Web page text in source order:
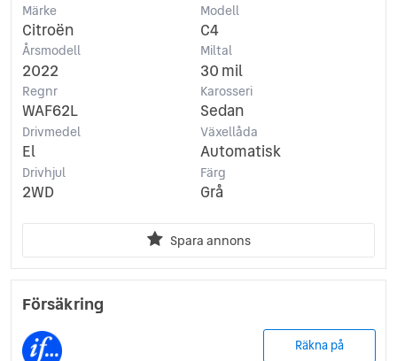
Märke
Citroën
Modell
C4
Årsmodell
2022
Miltal
30 mil
Regnr
WAF62L
Karosseri
Sedan
Drivmedel
El
Växellåda
Automatisk
Drivhjul
2WD
Färg
Grå
Spara annons
Försäkring
Räkna på